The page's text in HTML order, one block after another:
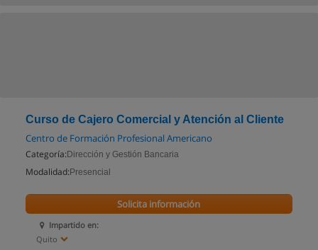
Curso de Cajero Comercial y Atención al Cliente
Centro de Formación Profesional Americano
Categoría: Dirección y Gestión Bancaria
Modalidad: Presencial
Impartido en:
Quito
Solicita información